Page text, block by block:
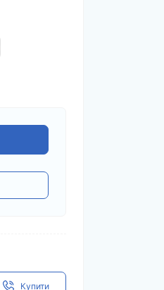
Купити